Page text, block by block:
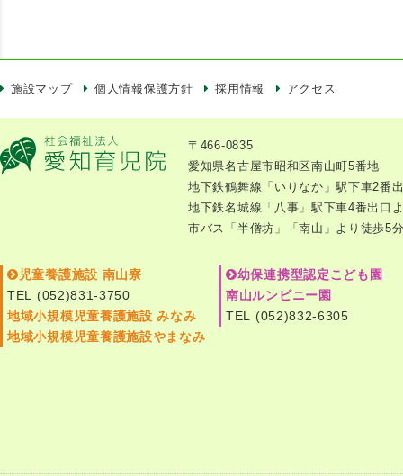
施設マップ 個人情報保護方針 採用情報 アクセス
〒466-0835
愛知県名古屋市昭和区南山町5番地
地下鉄鶴舞線「いりなか」駅下車2番
地下鉄名城線「八事」駅下車4番出口
市バス「半僧坊」「南山」より徒歩5
児童養護施設 南山寮
TEL (052)831-3750
地域小規模児童養護施設 みなみ
地域小規模児童養護施設やまなみ
幼保連携型認定こども園
南山ルンビニー園
TEL (052)832-6305